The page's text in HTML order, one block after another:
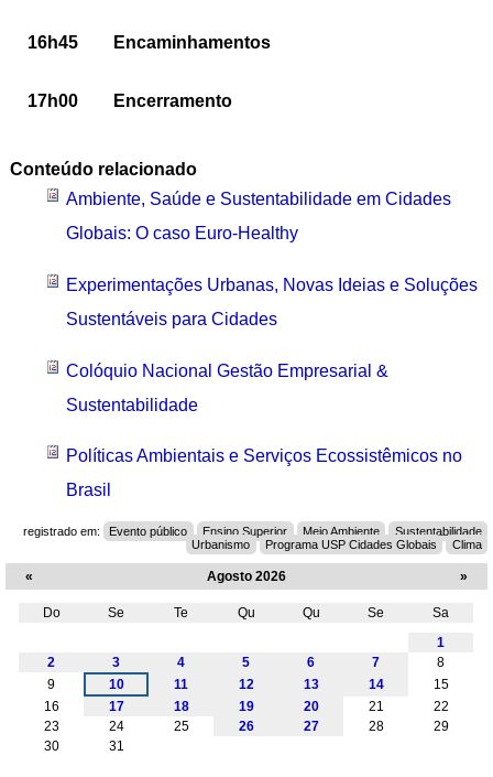
16h45 Encaminhamentos
17h00 Encerramento
Conteúdo relacionado
Ambiente, Saúde e Sustentabilidade em Cidades
Globais: O caso Euro-Healthy
Experimentações Urbanas, Novas Ideias e Soluções
Sustentáveis para Cidades
Colóquio Nacional Gestão Empresarial &
Sustentabilidade
Políticas Ambientais e Serviços Ecossistêmicos no
Brasil
registrado em: Evento público Ensino Superior Meio Ambiente
Sustentabilidade
Urbanismo
Programa USP Cidades Globais Clima
« Agosto 2026 »
Do Se Te Qu Qu Se
Sa
1
2
3 4 5 6 7
8
9
10 11 12 13 14
15
16
17 18 19 20 21
22
23
24 25 26 27 28
29
30
31